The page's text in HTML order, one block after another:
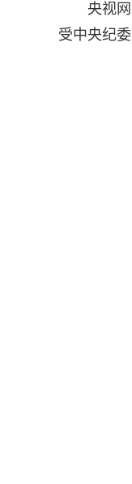
央视
受中央纪